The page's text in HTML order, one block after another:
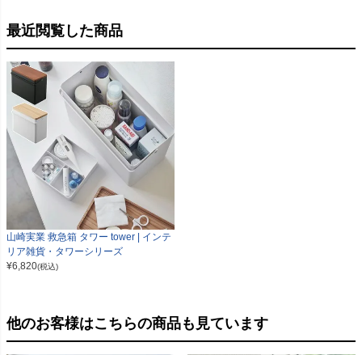
最近閲覧した商品
山崎実業 救急箱 タワー tower | インテ
リア雑貨・タワーシリーズ
¥6,820(税込)
他のお客様はこちらの商品も見ています